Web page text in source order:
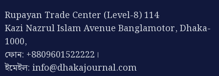
Rupayan Trade Center (Level-8) 114
Kazi Nazrul Islam Avenue Banglamotor, Dhaka-
1000,
ফোন: +8809601522222।
ইমেইল: info@dhakajournal.com